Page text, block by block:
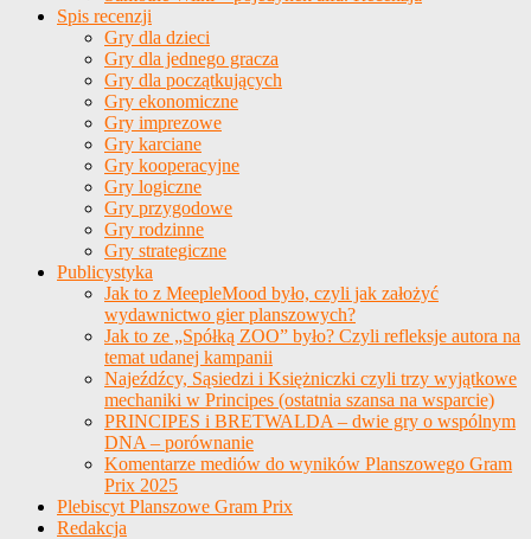
Spis recenzji
Gry dla dzieci
Gry dla jednego gracza
Gry dla początkujących
Gry ekonomiczne
Gry imprezowe
Gry karciane
Gry kooperacyjne
Gry logiczne
Gry przygodowe
Gry rodzinne
Gry strategiczne
Publicystyka
Jak to z MeepleMood było, czyli jak założyć
wydawnictwo gier planszowych?
Jak to ze „Spółką ZOO” było? Czyli refleksje autora na
temat udanej kampanii
Najeźdźcy, Sąsiedzi i Księżniczki czyli trzy wyjątkowe
mechaniki w Principes (ostatnia szansa na wsparcie)
PRINCIPES i BRETWALDA – dwie gry o wspólnym
DNA – porównanie
Komentarze mediów do wyników Planszowego Gram
Prix 2025
Plebiscyt Planszowe Gram Prix
Redakcja